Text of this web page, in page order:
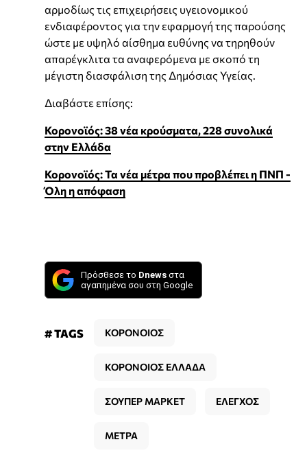
αρμοδίως τις επιχειρήσεις υγειονομικού
ενδιαφέροντος για την εφαρμογή της παρούσης
ώστε με υψηλό αίσθημα ευθύνης να τηρηθούν
απαρέγκλιτα τα αναφερόμενα με σκοπό τη
μέγιστη διασφάλιση της Δημόσιας Υγείας.
Διαβάστε επίσης:
Κορονοϊός: 38 νέα κρούσματα, 228 συνολικά
στην Ελλάδα
Κορονοϊός: Τα νέα μέτρα που προβλέπει η ΠΝΠ -
Όλη η απόφαση
Πρόσθεσε το Dnews στα
αγαπημένα σου στη Google
# TAGS ΚΟΡΟΝΟΙΟΣ
ΚΟΡΟΝΟΙΟΣ ΕΛΛΑΔΑ
ΣΟΥΠΕΡ ΜΑΡΚΕΤ ΕΛΕΓΧΟΣ
ΜΕΤΡΑ